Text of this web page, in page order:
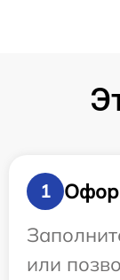
1
или